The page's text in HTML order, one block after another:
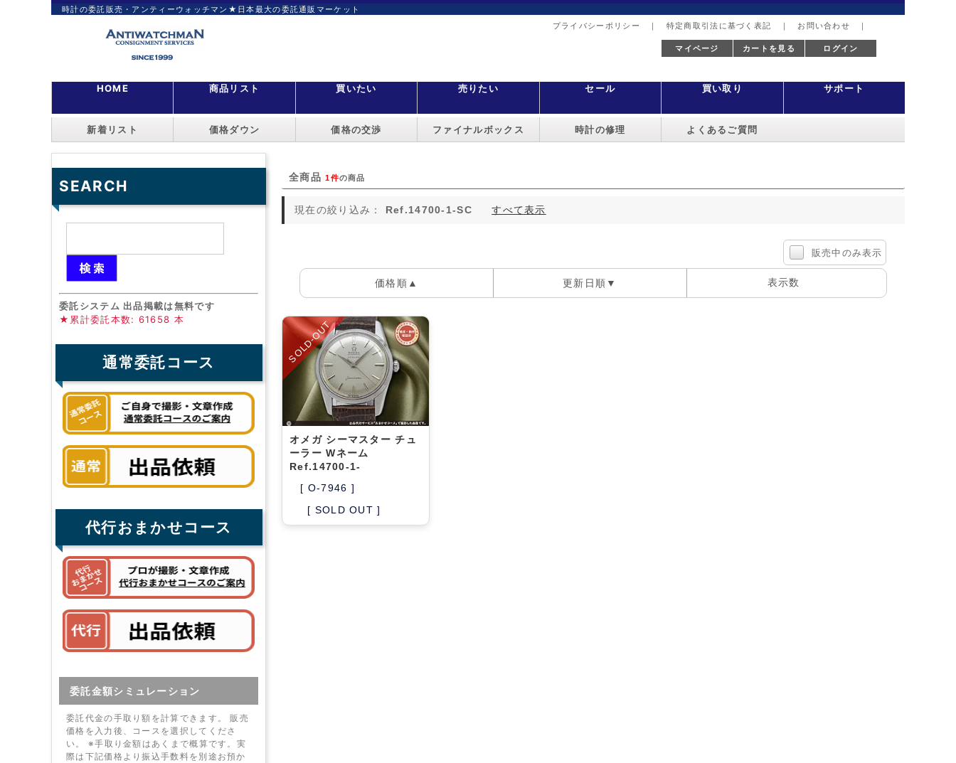
時計の委託販売・アンティーウォッチマン★日本最大の委託通販マーケット
プライバシーポリシー
｜ 特定商取引法に基づく表記 ｜ お問い合わせ ｜
ログイン
カートを見る
マイページ
HOME 商品リスト 買いたい 売りたい セール 買い取り サポート
新着リスト 価格ダウン 価格の交渉 ファイナルボックス 時計の修理 よくあるご質問
全商品1件の商品
現在の絞り込み： Ref.14700-1-SC すべて表示
販売中のみ表示
価格順▲ 更新日順▼ 表示数
SOLD-OUT
オメガ シーマスター チュ
ーラー Wネーム
Ref.14700-1-
[ O-7946 ]
[ SOLD OUT ]
SEARCH
委託システム 出品掲載は無料です
★累計委託本数: 61658 本
通常委託コース
代行おまかせコース
委託金額シミュレーション
委託代金の手取り額を計算できます。 販売
価格を入力後、コースを選択してくださ
い。 ※手取り金額はあくまで概算です。実
際は下記価格より振込手数料を別途お預か